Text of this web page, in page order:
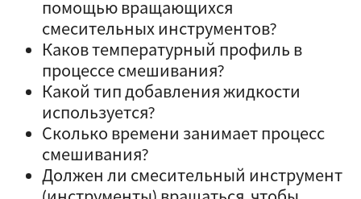
помощью вращающихся
смесительных инструментов?
Каков температурный профиль в
процессе смешивания?
Какой тип добавления жидкости
используется?
Сколько времени занимает процесс
смешивания?
Должен ли смесительный инструмент